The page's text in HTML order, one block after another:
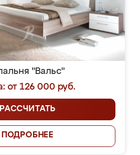
"Вальс"
от 126 000 руб.
РАССЧИТАТЬ
ПОДРОБНЕЕ